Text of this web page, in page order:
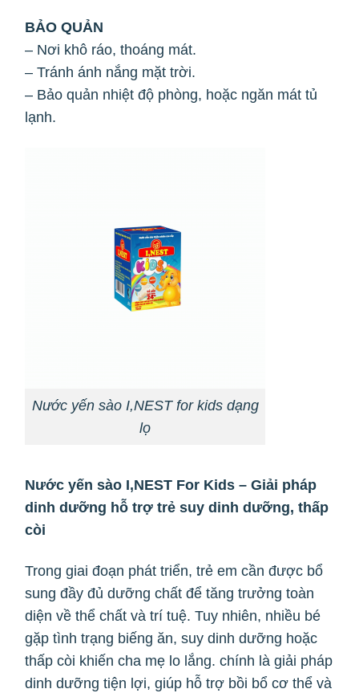
BẢO QUẢN
– Nơi khô ráo, thoáng mát.
– Tránh ánh nắng mặt trời.
– Bảo quản nhiệt độ phòng, hoặc ngăn mát tủ
lạnh.
Nước yến sào I,NEST for kids dạng
lọ
Nước yến sào I,NEST For Kids – Giải pháp
dinh dưỡng hỗ trợ trẻ suy dinh dưỡng, thấp
còi
Trong giai đoạn phát triển, trẻ em cần được bổ
sung đầy đủ dưỡng chất để tăng trưởng toàn
diện về thể chất và trí tuệ. Tuy nhiên, nhiều bé
gặp tình trạng biếng ăn, suy dinh dưỡng hoặc
thấp còi khiến cha mẹ lo lắng. chính là giải pháp
dinh dưỡng tiện lợi, giúp hỗ trợ bồi bổ cơ thể và